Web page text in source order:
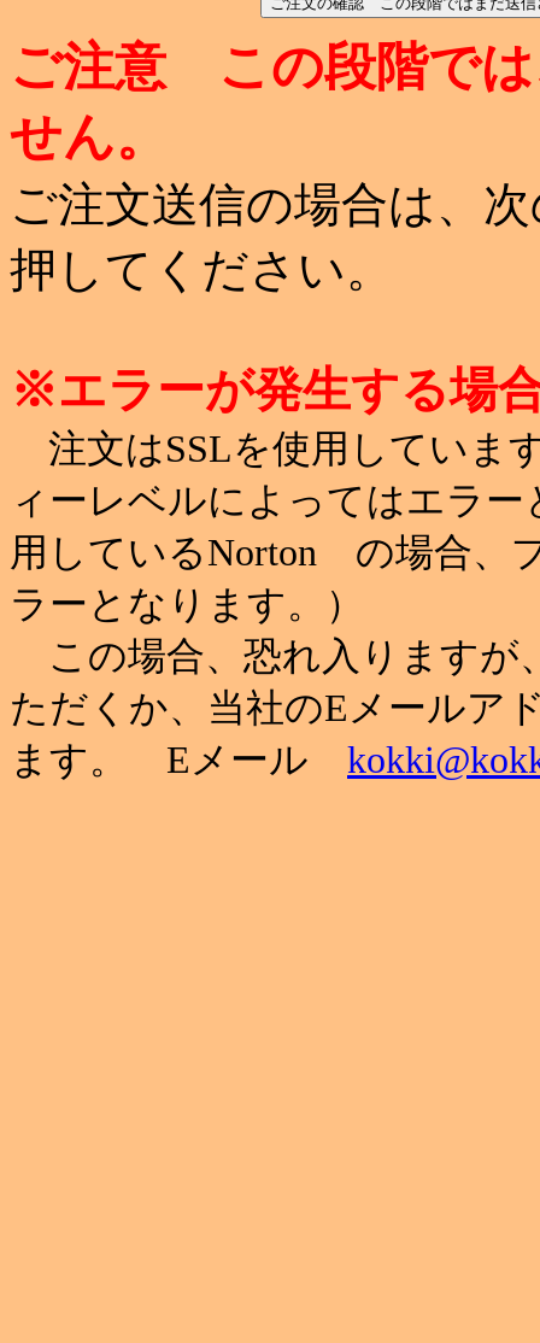
ご注意 この段階では
せん。
ご注文送信の場合は、
押してください。
※エラーが発生する場
注文はSSLを使用していま
ィーレベルによってはエラ
用しているNorton の場合、
ラーとなります。）
この場合、恐れ入りますが
ただくか、当社のEメールア
ます。 Eメール